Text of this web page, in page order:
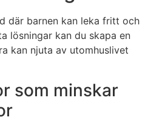
där barnen kan leka fritt och
lösningar kan du skapa en
kan njuta av utomhuslivet
som minskar